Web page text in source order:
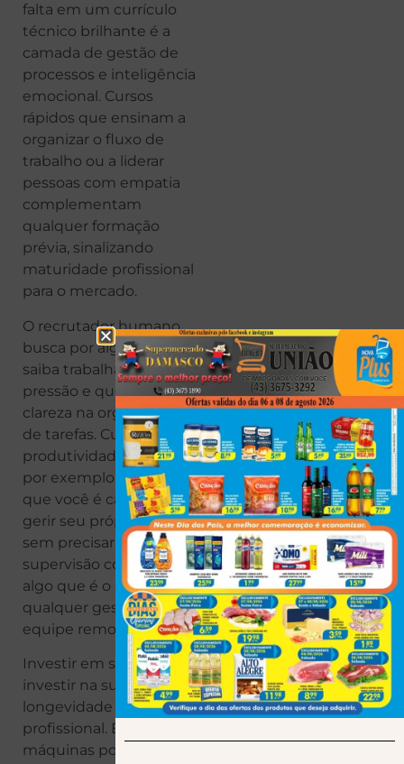
falta em um currículo
técnico brilhante é a
camada de gestão de
processos e inteligência
emocional. Cursos
rápidos que ensinam a
organizar o fluxo de
trabalho ou a liderar
pessoas com empatia
complementam
qualquer formação
prévia, sinalizando
maturidade profissional
para o mercado.
O recrutador humano
busca por alguém que
saiba trabalhar sob
pressão e que tenha
clareza na organização
de tarefas. Cursos de
produtividade pessoal,
por exemplo, mostram
que você é capaz de
gerir seu próprio tempo
sem precisar de
supervisão constante,
algo que é o sonho de
qualquer gestor de
equipe remota.
Investir em soft skills é
investir na sua
longevidade
profissional. Enquanto
máquinas podem